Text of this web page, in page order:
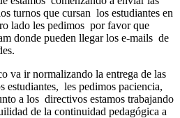
turnos que cursan los estudiantes en
lado les pedimos por favor que
donde pueden llegar los e-mails de
va ir normalizando la entrega de las
estudiantes, les pedimos paciencia,
a los directivos estamos trabajando
de la continuidad pedagógica a